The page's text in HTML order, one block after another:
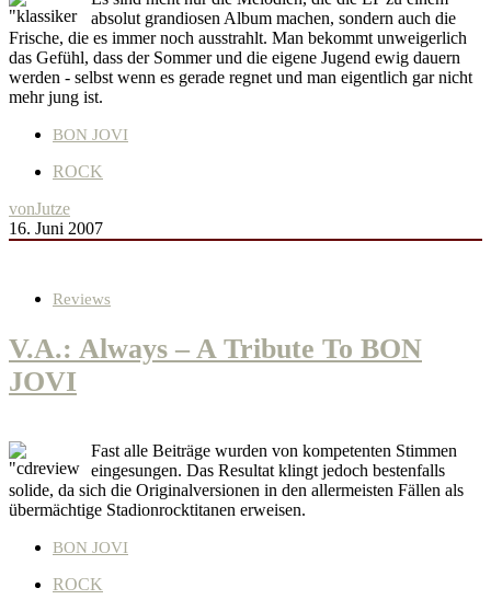
absolut grandiosen Album machen, sondern auch die
Frische, die es immer noch ausstrahlt. Man bekommt unweigerlich
das Gefühl, dass der Sommer und die eigene Jugend ewig dauern
werden - selbst wenn es gerade regnet und man eigentlich gar nicht
mehr jung ist.
BON JOVI
ROCK
vonJutze
16. Juni 2007
Reviews
V.A.: Always – A Tribute To BON
JOVI
Fast alle Beiträge wurden von kompetenten Stimmen
eingesungen. Das Resultat klingt jedoch bestenfalls
solide, da sich die Originalversionen in den allermeisten Fällen als
übermächtige Stadionrocktitanen erweisen.
BON JOVI
ROCK